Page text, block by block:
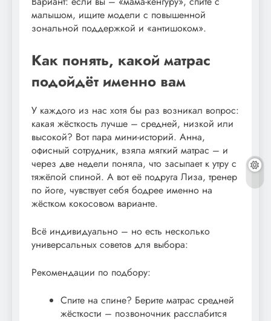
малышом, ищите модели с повышенной
зональной поддержкой и «антишоком».
Как понять, какой матрас
подойдёт именно вам
У каждого из нас хотя бы раз возникал вопрос:
какая жёсткость лучше – средней, низкой или
высокой? Вот пара мини-историй. Анна,
офисный сотрудник, взяла мягкий матрас – и
через две недели поняла, что засыпает к утру с
тяжёлой спиной. А вот её подруга Лиза, тренер
по йоге, чувствует себя бодрее именно на
жёстком кокосовом варианте.
Всё индивидуально – но есть несколько
универсальных советов для выбора:
Рекомендации по подбору:
Спите на спине? Берите матрас средней
жёсткости – позвоночник расслабится